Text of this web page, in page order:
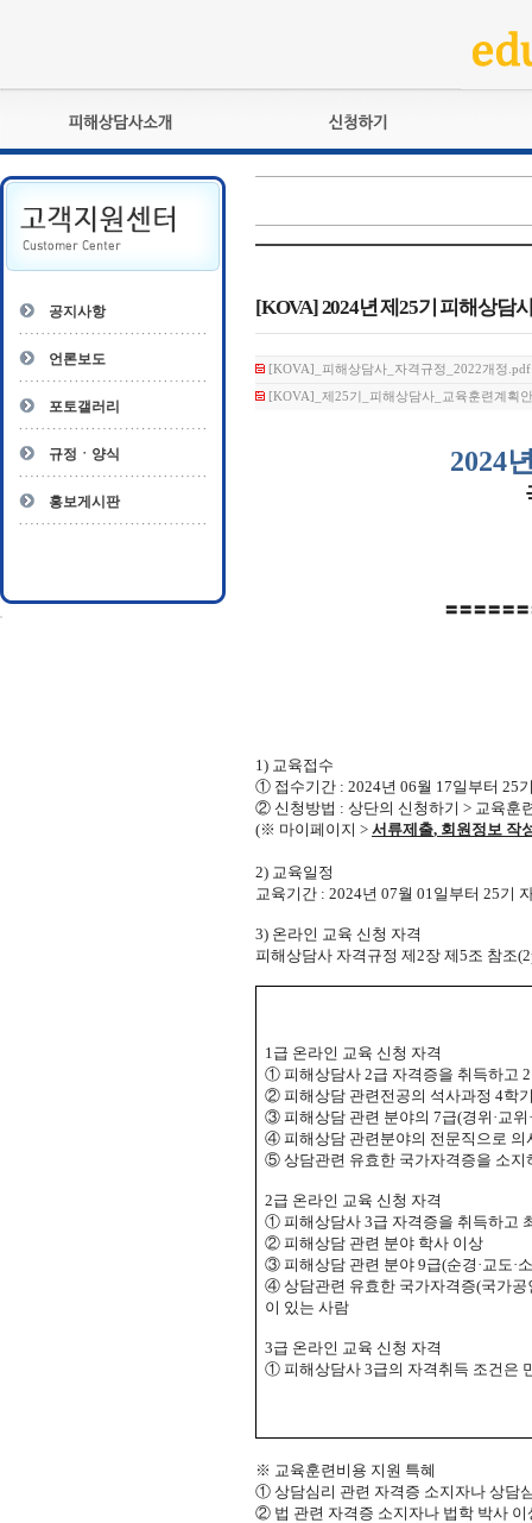
피해상담사란?
자격관리규정
상담사 자격증 확인
- 피해상담사 1급
- 전문수련감독자
- 전문수련기관
교육훈련
자격복원
공지사항
언론보도
포토갤러리
규정ㆍ양식
홍보게시판
[KOVA] 2024년 제25기 피해상담
[KOVA]_피해상담사_자격규정_2022개정
[KOVA]_제25기_피해상담사_교육훈련계획
2024
〓〓〓〓〓〓
1) 교육접수
① 접수기간 : 2024년 06월 17일부터 25
② 신청방법 : 상단의 신청하기 > 교육훈
(※ 마이페이지 > 서류제출, 회원정보 작
2) 교육일정
교육기간 : 2024년 07월 01일부터 25기
3) 온라인 교육 신청 자격
피해상담사 자격규정 제2장 제5조 참조
1급 온라인 교육 신청 자격
① 피해상담사 2급 자격증을 취득하고 2
② 피해상담 관련전공의 석사과정 4학
③ 피해상담 관련 분야의 7급(경위 ·교위 ·
④ 피해상담 관련분야의 전문직으로 의
⑤ 상담관련 유효한 국가자격증을 소
2급 온라인 교육 신청 자격
① 피해상담사 3급 자격증을 취득하고
② 피해상담 관련 분야 학사 이상
③ 피해상담 관련 분야 9급(순경 ·교도·
④ 상담관련 유효한 국가자격증(국가공
이 있는 사람
3급 온라인 교육 신청 자격
① 피해상담사 3급의 자격취득 조건은
※ 교육훈련비용 지원 특혜
① 상담심리 관련 자격증 소지자나 상담
② 법 관련 자격증 소지자나 법학 박사